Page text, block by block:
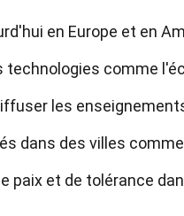
en Europe et en
comme
les
dans des villes
paix et de tolérance